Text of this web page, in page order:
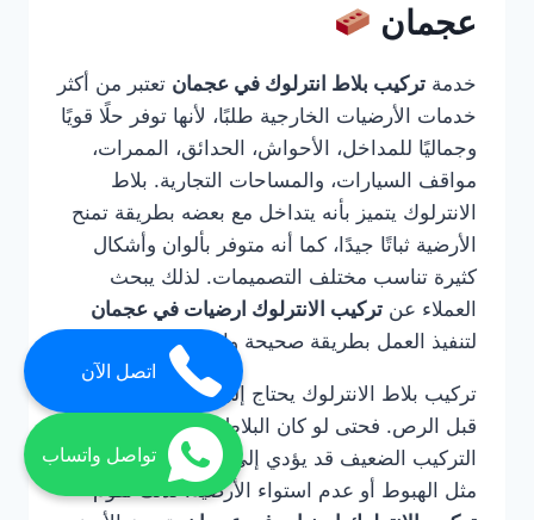
عجمان
خدمة تركيب بلاط انترلوك في عجمان تعتبر من أكثر
خدمات الأرضيات الخارجية طلبًا، لأنها توفر حلًا قويًا
وجماليًا للمداخل، الأحواش، الحدائق، الممرات،
مواقف السيارات، والمساحات التجارية. بلاط
الانترلوك يتميز بأنه يتداخل مع بعضه بطريقة تمنح
الأرضية ثباتًا جيدًا، كما أنه متوفر بألوان وأشكال
كثيرة تناسب مختلف التصميمات. لذلك يبحث
العملاء عن تركيب الانترلوك ارضيات في عجمان
لتنفيذ العمل بطريقة صحيحة واحترافية.
تركيب بلاط الانترلوك يحتاج إلى خبرة في التأسيس
قبل الرص. فحتى لو كان البلاط عالي الجودة، فإن
التركيب الضعيف قد يؤدي إلى مشاكل مستقبلية
مثل الهبوط أو عدم استواء الأرضية. لذلك تقوم
اتصل الآن
تواصل واتساب